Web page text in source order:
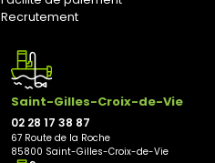
Recrutement
Saint-Gilles-Croix-de-Vie
02 28 17 38 87
67 Route de la Roche
85800 Saint-Gilles-Croix-de-Vie